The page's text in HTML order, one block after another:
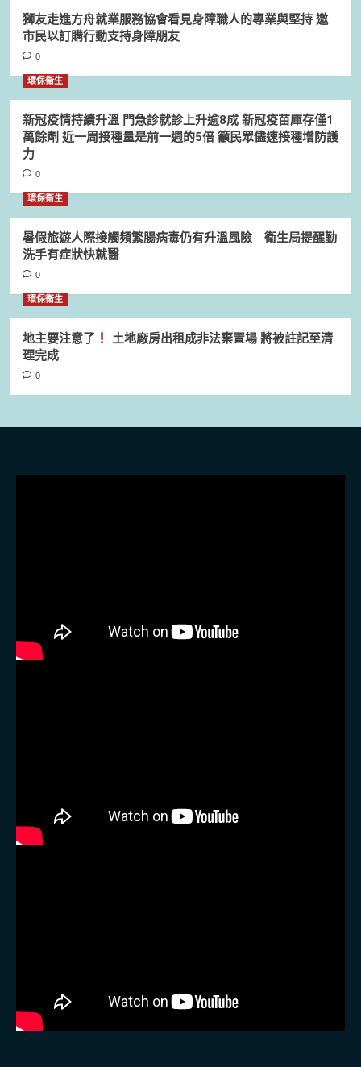
獅友走進方舟就業服務協會看見身障職人的專業與堅持 邀
市民以訂購行動支持身障朋友
0
環保衛生
新冠疫情持續升溫 門急診就診上升逾8成 新冠疫苗庫存僅1
萬餘劑 近一周接種量是前一週的5倍 籲民眾儘速接種增防護
力
0
環保衛生
暑假旅遊人際接觸頻繁腸病毒仍有升溫風險 衛生局提醒勤
洗手有症狀快就醫
0
環保衛生
地主要注意了
土地廠房出租成非法棄置場 將被註記至清
理完成
0